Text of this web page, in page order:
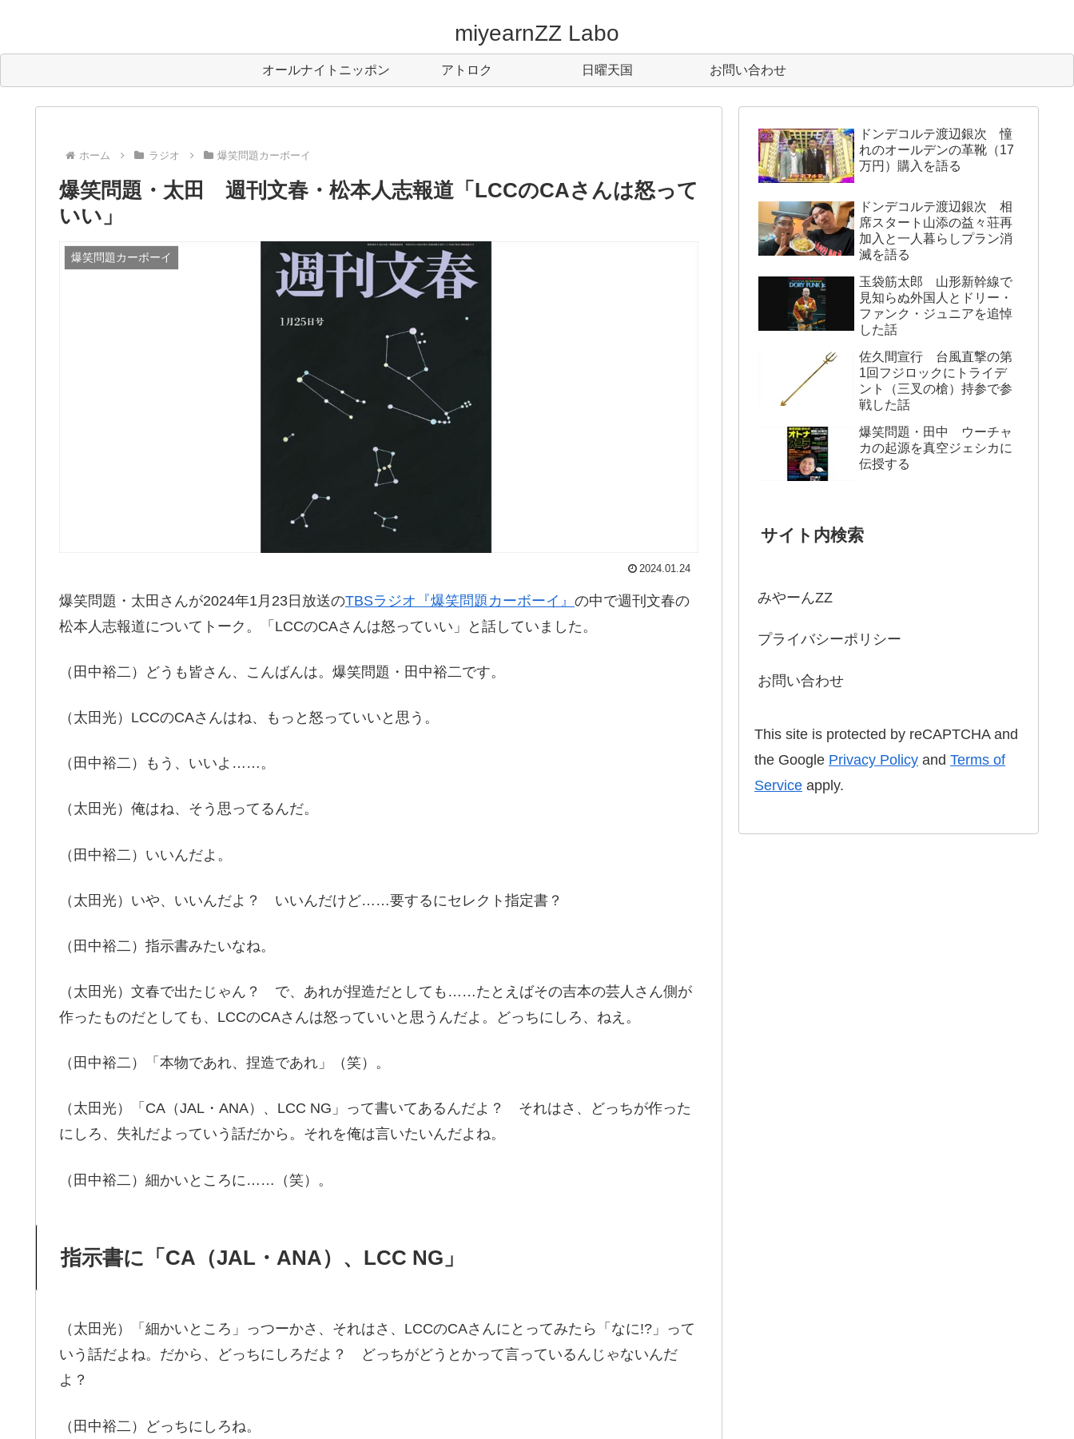
miyearnZZ Labo
オールナイトニッポン アトロク 日曜天国 お問い合わせ
ホーム ラジオ 爆笑問題カーボーイ
爆笑問題・太田 週刊文春・松本人志報道「LCCのCAさんは怒って
いい」
爆笑問題カーボーイ
2024.01.24
爆笑問題・太田さんが2024年1月23日放送のTBSラジオ『爆笑問題カーボーイ』 の中で週刊文春の
松本人志報道についてトーク。「LCCのCAさんは怒っていい」と話していました。
（田中裕二）どうも皆さん、こんばんは。爆笑問題・田中裕二です。
（太田光）LCCのCAさんはね、もっと怒っていいと思う。
（田中裕二）もう、いいよ……。
（太田光）俺はね、そう思ってるんだ。
（田中裕二）いいんだよ。
（太田光）いや、いいんだよ？ いいんだけど……要するにセレクト指定書？
（田中裕二）指示書みたいなね。
（太田光）文春で出たじゃん？ で、あれが捏造だとしても……たとえばその吉本の芸人さん側が
作ったものだとしても、LCCのCAさんは怒っていいと思うんだよ。どっちにしろ、ねえ。
（田中裕二）「本物であれ、捏造であれ」（笑）。
（太田光）「CA（JAL・ANA）、LCC NG」って書いてあるんだよ？ それはさ、どっちが作った
にしろ、失礼だよっていう話だから。それを俺は言いたいんだよね。
（田中裕二）細かいところに……（笑）。
指示書に「CA（JAL・ANA）、LCC NG」
（太田光）「細かいところ」っつーかさ、それはさ、LCCのCAさんにとってみたら「なに!?」って
いう話だよね。だから、どっちにしろだよ？ どっちがどうとかって言っているんじゃないんだ
よ？
（田中裕二）どっちにしろね。
ドンデコルテ渡辺銀次 憧
れのオールデンの革靴（17
万円）購入を語る
ドンデコルテ渡辺銀次 相
席スタート山添の益々荘再
加入と一人暮らしプラン消
滅を語る
玉袋筋太郎 山形新幹線で
見知らぬ外国人とドリー・
ファンク・ジュニアを追悼
した話
佐久間宣行 台風直撃の第
1回フジロックにトライデ
ント（三叉の槍）持参で参
戦した話
爆笑問題・田中 ウーチャ
カの起源を真空ジェシカに
伝授する
サイト内検索
みやーんZZ
プライバシーポリシー
お問い合わせ
This site is protected by reCAPTCHA and
the Google Privacy Policy and Terms of
Service apply.